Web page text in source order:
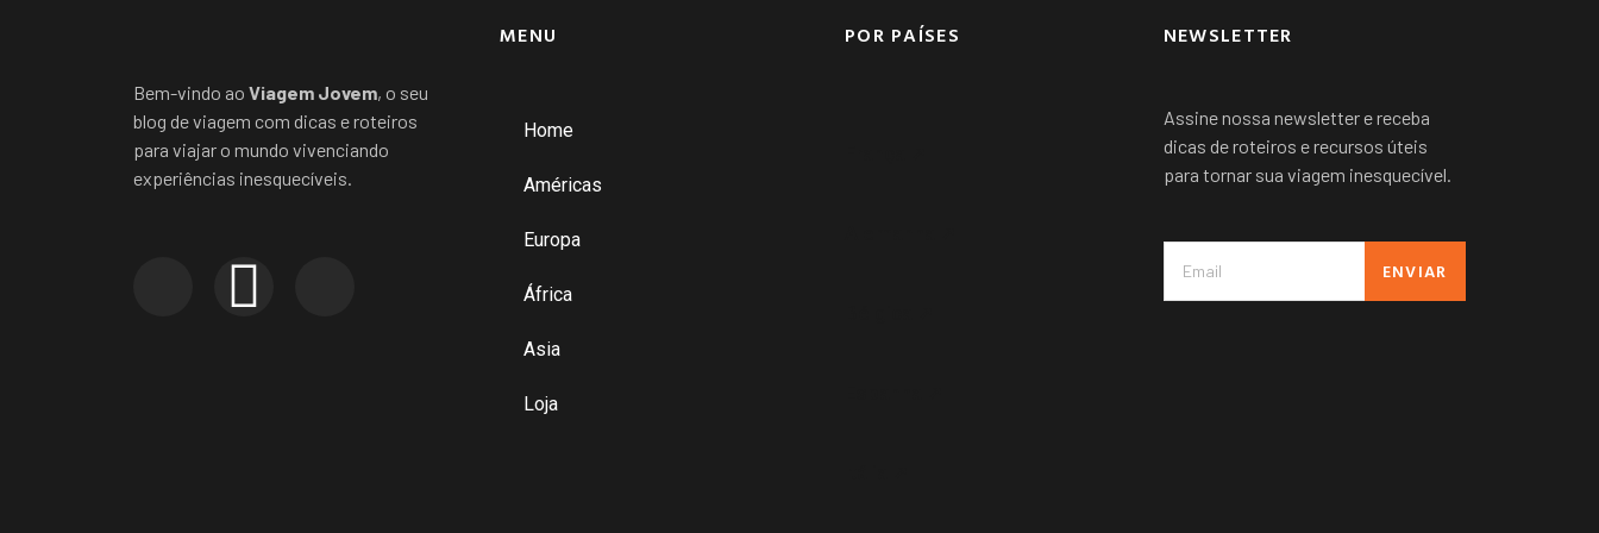
Bem-vindo ao Viagem Jovem, o seu
blog de viagem com dicas e roteiros
para viajar o mundo vivenciando
experiências inesquecíveis.
MENU
Home
Américas
Europa
África
Asia
Loja
POR PAÍSES NEWSLETTER
Assine nossa newsletter e receba
dicas de roteiros e recursos úteis
para tornar sua viagem inesquecível.
ENVIAR